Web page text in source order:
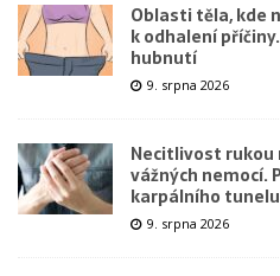
Oblasti těla, kde
k odhalení
hubnutí
9. srpna 2026
Necitlivost rukou
vážných nemocí.
karpálního
9. srpna 2026